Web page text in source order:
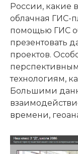
России, какие
облачная ГИС-
помощью ГИС
презентовать
проектов.
технологиям,
Большими
времени,